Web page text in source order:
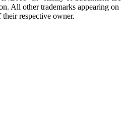
All other trademarks appearing on
respective owner.